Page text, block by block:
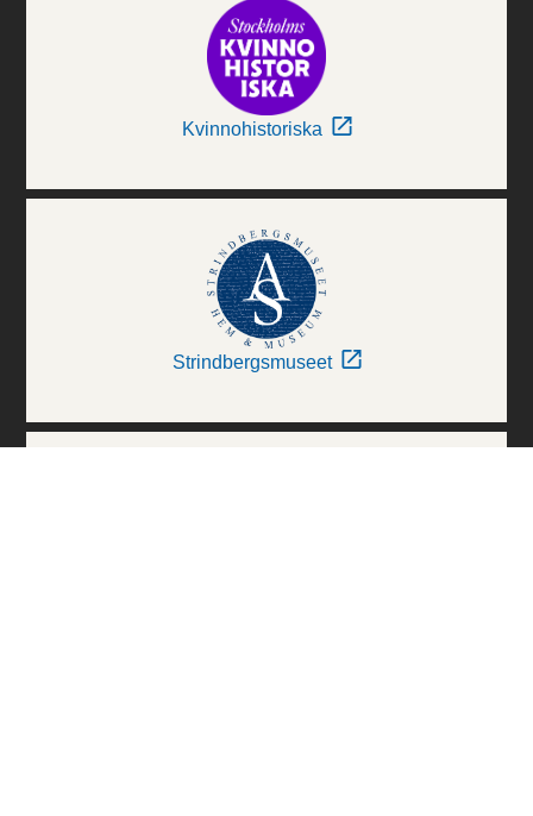
Kvinnohistoriska
Strindbergsmuseet